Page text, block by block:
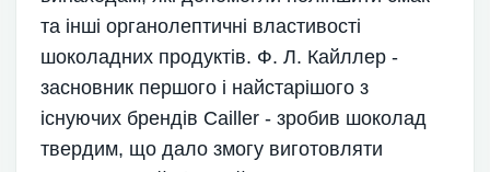
та інші органолептичні властивості
шоколадних продуктів. Ф. Л. Кайллер -
засновник першого і найстарішого з
існуючих брендів Cailler - зробив шоколад
твердим, що дало змогу виготовляти